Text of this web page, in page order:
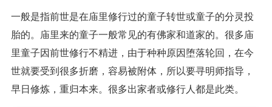
一般是指前世是在庙里修行过的童子转世或童子的分灵投
胎的。庙里来的童子一般常见的有佛家和道家的。很多庙
里童子因前世修行不精进，由于种种原因堕落轮回，在今
世就要受到很多折磨，容易被附体，所以要寻明师指导，
早日修炼，重归本来。很多出家者或修行人都是此类。